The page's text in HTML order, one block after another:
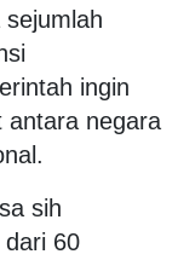
ingin
antara negara
sih
dari 60